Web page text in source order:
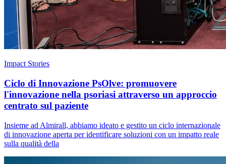
Impact Stories
Ciclo di Innovazione PsOlve: promuovere
l'innovazione nella psoriasi attraverso un approccio
centrato sul paziente
Insieme ad Almirall, abbiamo ideato e gestito un ciclo internazionale
di innovazione aperta per identificare soluzioni con un impatto reale
sulla qualità della